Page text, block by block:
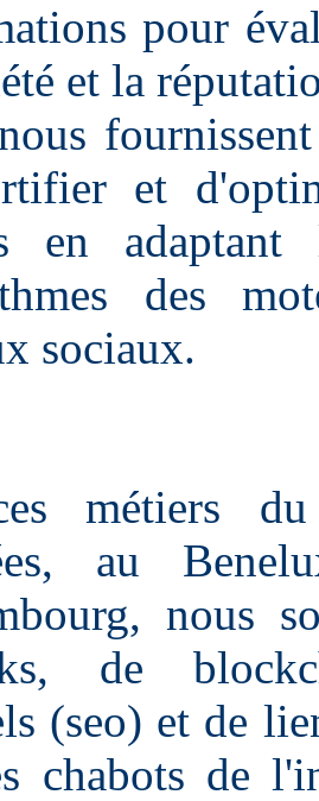
pour
et la
et
en adaptant
des
sociaux.
métiers
au
nous
de
(seo) et de
chabots de